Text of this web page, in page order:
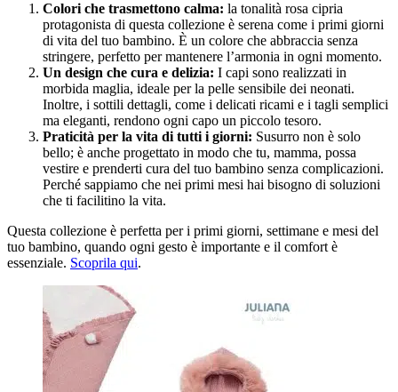
Colori che trasmettono calma: la tonalità rosa cipria
protagonista di questa collezione è serena come i primi giorni
di vita del tuo bambino. È un colore che abbraccia senza
stringere, perfetto per mantenere l’armonia in ogni momento.
Un design che cura e delizia: I capi sono realizzati in
morbida maglia, ideale per la pelle sensibile dei neonati.
Inoltre, i sottili dettagli, come i delicati ricami e i tagli semplici
ma eleganti, rendono ogni capo un piccolo tesoro.
Praticità per la vita di tutti i giorni: Susurro non è solo
bello; è anche progettato in modo che tu, mamma, possa
vestire e prenderti cura del tuo bambino senza complicazioni.
Perché sappiamo che nei primi mesi hai bisogno di soluzioni
che ti facilitino la vita.
Questa collezione è perfetta per i primi giorni, settimane e mesi del
tuo bambino, quando ogni gesto è importante e il comfort è
essenziale. Scoprila qui.